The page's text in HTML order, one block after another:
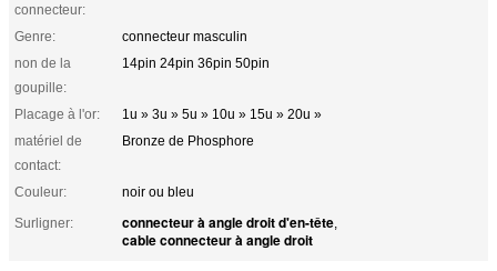
connecteur:
Genre:
connecteur masculin
non de la
goupille:
14pin 24pin 36pin 50pin
Placage à l'or:
1u » 3u » 5u » 10u » 15u » 20u »
matériel de
contact:
Bronze de Phosphore
Couleur:
noir ou bleu
Surligner:
connecteur à angle droit d'en-tête,
cable connecteur à angle droit